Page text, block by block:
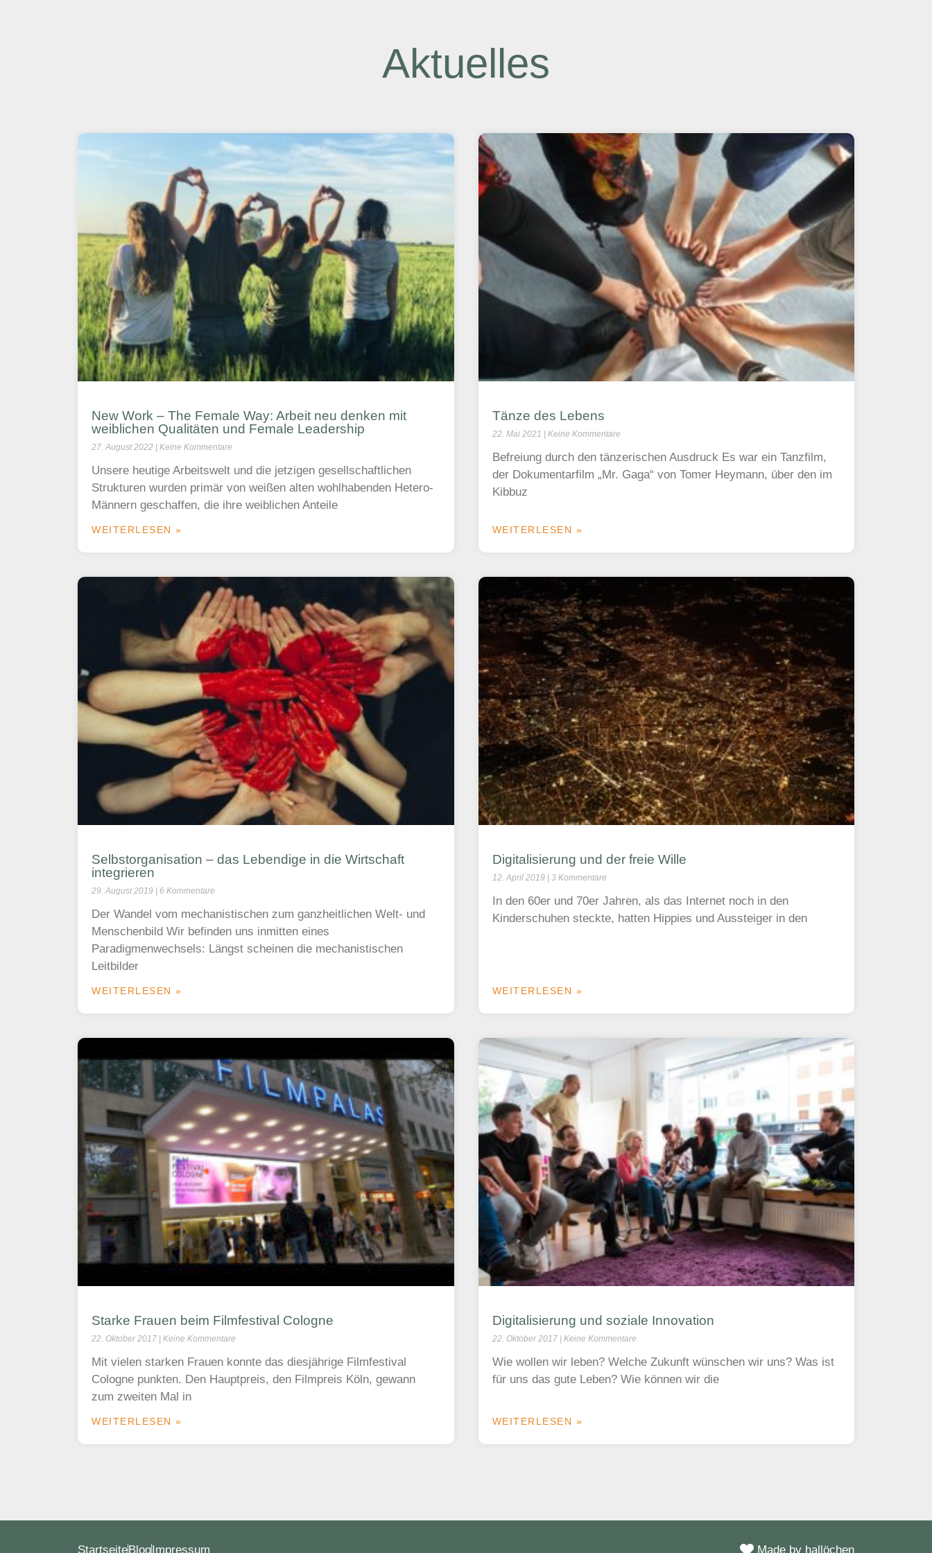
Aktuelles
New Work – The Female Way: Arbeit neu denken mit
weiblichen Qualitäten und Female Leadership
27. August 2022 Keine Kommentare
Unsere heutige Arbeitswelt und die jetzigen gesellschaftlichen
Strukturen wurden primär von weißen alten wohlhabenden Hetero-
Männern geschaffen, die ihre weiblichen Anteile
WEITERLESEN »
Tänze des Lebens
22. Mai 2021 Keine Kommentare
Befreiung durch den tänzerischen Ausdruck Es war ein Tanzfilm,
der Dokumentarfilm „Mr. Gaga“ von Tomer Heymann, über den im
Kibbuz
WEITERLESEN »
Selbstorganisation – das Lebendige in die Wirtschaft
integrieren
29. August 2019 6 Kommentare
Der Wandel vom mechanistischen zum ganzheitlichen Welt- und
Menschenbild Wir befinden uns inmitten eines
Paradigmenwechsels: Längst scheinen die mechanistischen
Leitbilder
WEITERLESEN »
Digitalisierung und der freie Wille
12. April 2019 3 Kommentare
In den 60er und 70er Jahren, als das Internet noch in den
Kinderschuhen steckte, hatten Hippies und Aussteiger in den
WEITERLESEN »
Starke Frauen beim Filmfestival Cologne
22. Oktober 2017 Keine Kommentare
Mit vielen starken Frauen konnte das diesjährige Filmfestival
Cologne punkten. Den Hauptpreis, den Filmpreis Köln, gewann
zum zweiten Mal in
WEITERLESEN »
Digitalisierung und soziale Innovation
22. Oktober 2017 Keine Kommentare
Wie wollen wir leben? Welche Zukunft wünschen wir uns? Was ist
für uns das gute Leben? Wie können wir die
WEITERLESEN »
StartseiteBlogImpressum Made by hallöchen